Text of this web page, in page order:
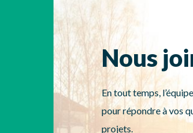
Nous
En tout temps,
pour répondre à vos
projets.